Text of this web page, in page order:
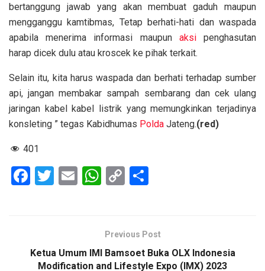
bertanggung jawab yang akan membuat gaduh maupun
mengganggu kamtibmas, Tetap berhati-hati dan waspada
apabila menerima informasi maupun aksipenghasutan
harap dicek dulu atau kroscek ke pihak terkait.
Selain itu, kita harus waspada dan berhati terhadap sumber
api, jangan membakar sampah sembarang dan cek ulang
jaringan kabel kabel listrik yang memungkinkan terjadinya
konsleting ” tegas Kabidhumas Polda Jateng.(red)
401
F
o
T
E
W
s
A
C
Li
n
e
Previous Post
Ketua Umum IMI Bamsoet Buka OLX Indonesia
Modification and Lifestyle Expo (IMX) 2023